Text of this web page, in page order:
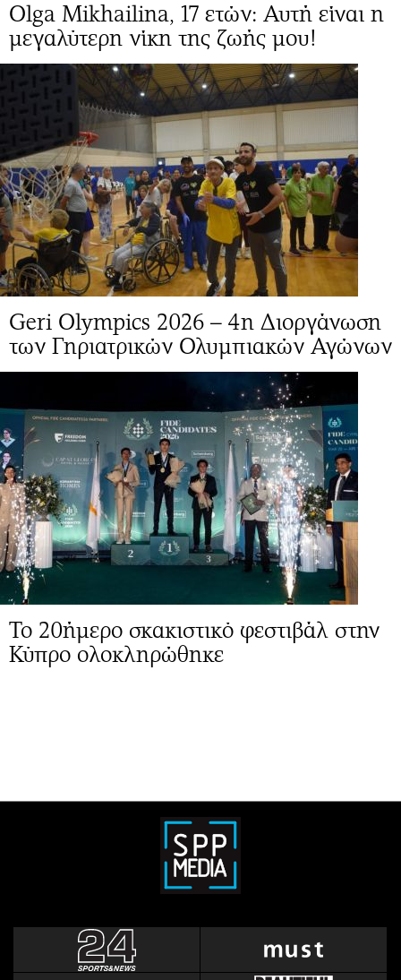
Olga Mikhailina, 17 ετών: Αυτή είναι η
μεγαλύτερη νίκη της ζωής μου!
Geri Olympics 2026 – 4η Διοργάνωση
των Γηριατρικών Ολυμπιακών Αγώνων
Το 20ήμερο σκακιστικό φεστιβάλ στην
Κύπρο ολοκληρώθηκε